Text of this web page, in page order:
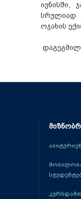
ივნისში,
სრულიად
ოჯახის